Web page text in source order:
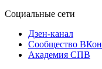
Социальные сети
Дзен-канал
Сообщество
Академия СПВ